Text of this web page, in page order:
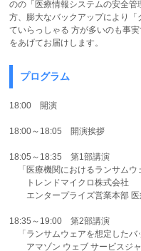
のの「医療情報システムの安全管
方、膨大なバックアップにより
ていらっしゃる 方が多いのも事
をあげてお届けします。
プログラム
18:00 開演
18:00～18:05 開演挨拶
18:05～18:35 第1部講演
「医療機関におけるランサムウ
トレンドマイクロ株式会社
エンタープライズ営業本部 医
18:35～19:00 第2部講演
「ランサムウェアを想定したバ
アマゾン ウェブ サービスジャ